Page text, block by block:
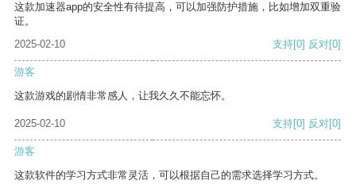
这款加速器app的安全性有待提高，可以加强防护措施，比如增加双重验
证。
2025-02-10
支持[0] 反对[0]
游客
这款游戏的剧情非常感人，让我久久不能忘怀。
2025-02-10 支持[0] 反对[0]
游客
这款软件的学习方式非常灵活，可以根据自己的需求选择学习方式。